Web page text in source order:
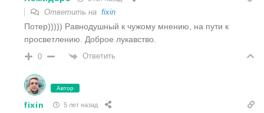
Ответить на fixin
Потер))))) Равнодушный к чужому мнению, на пути к
просветлению. Доброе лукавство.
0 Ответить
Автор
fixin 5 лет назад